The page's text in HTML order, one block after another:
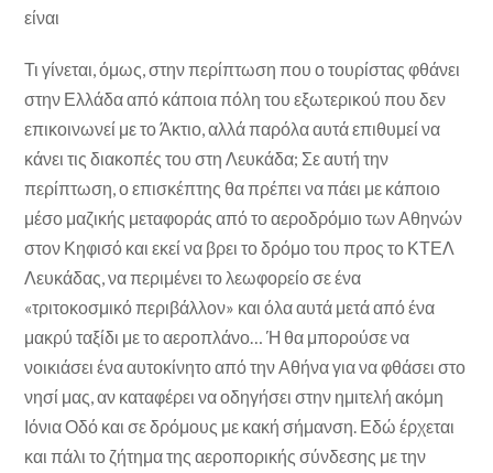
είναι
Τι γίνεται, όμως, στην περίπτωση που ο τουρίστας φθάνει
στην Ελλάδα από κάποια πόλη του εξωτερικού που δεν
επικοινωνεί με το Άκτιο, αλλά παρόλα αυτά επιθυμεί να
κάνει τις διακοπές του στη Λευκάδα; Σε αυτή την
περίπτωση, ο επισκέπτης θα πρέπει να πάει με κάποιο
μέσο μαζικής μεταφοράς από το αεροδρόμιο των Αθηνών
στον Κηφισό και εκεί να βρει το δρόμο του προς το ΚΤΕΛ
Λευκάδας, να περιμένει το λεωφορείο σε ένα
«τριτοκοσμικό περιβάλλον» και όλα αυτά μετά από ένα
μακρύ ταξίδι με το αεροπλάνο… Ή θα μπορούσε να
νοικιάσει ένα αυτοκίνητο από την Αθήνα για να φθάσει στο
νησί μας, αν καταφέρει να οδηγήσει στην ημιτελή ακόμη
Ιόνια Οδό και σε δρόμους με κακή σήμανση. Εδώ έρχεται
και πάλι το ζήτημα της αεροπορικής σύνδεσης με την